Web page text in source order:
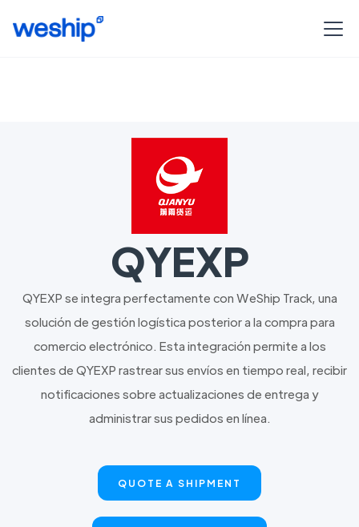
QYEXP
QYEXP se integra perfectamente con WeShip Track, una
solución de gestión logística posterior a la compra para
comercio electrónico. Esta integración permite a los
clientes de QYEXP rastrear sus envíos en tiempo real, recibir
notificaciones sobre actualizaciones de entrega y
administrar sus pedidos en línea.
QUOTE A SHIPMENT